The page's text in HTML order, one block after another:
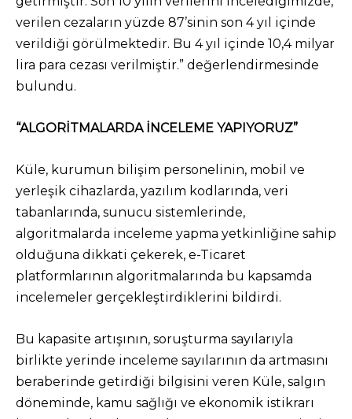
verilen cezaların yüzde 87’sinin son 4 yıl içinde
verildiği görülmektedir. Bu 4 yıl içinde 10,4 milyar
lira para cezası verilmiştir.” değerlendirmesinde
bulundu.
“ALGORİTMALARDA İNCELEME YAPIYORUZ”
Küle, kurumun bilişim personelinin, mobil ve
yerleşik cihazlarda, yazılım kodlarında, veri
tabanlarında, sunucu sistemlerinde,
algoritmalarda inceleme yapma yetkinliğine sahip
olduğuna dikkati çekerek, e-Ticaret
platformlarının algoritmalarında bu kapsamda
incelemeler gerçekleştirdiklerini bildirdi.
Bu kapasite artışının, soruşturma sayılarıyla
birlikte yerinde inceleme sayılarının da artmasını
beraberinde getirdiği bilgisini veren Küle, salgın
döneminde, kamu sağlığı ve ekonomik istikrarı